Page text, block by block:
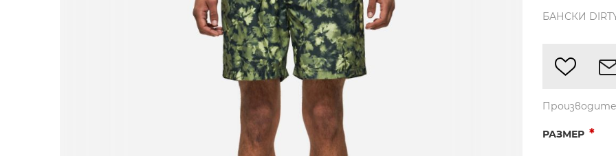
БАНСКИ
РАЗМЕР *